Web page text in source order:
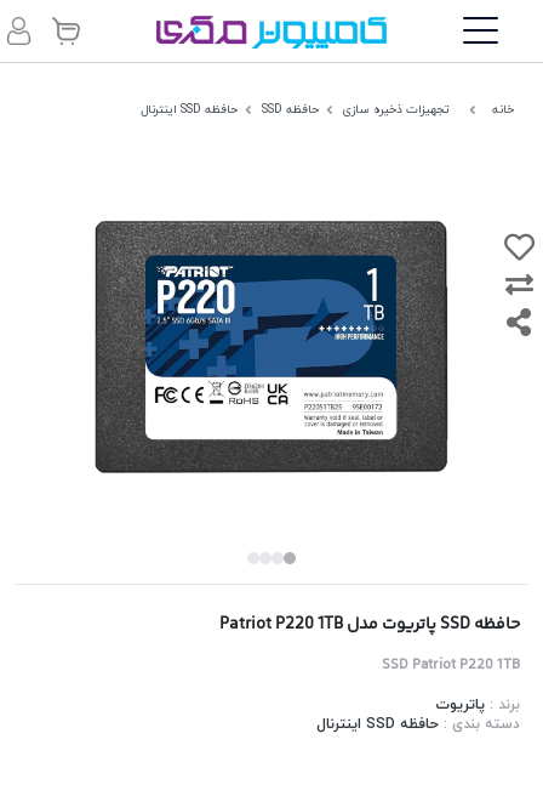
خانه تجهیزات ذخیره سازی حافظه SSD حافظه SSD اینترنال
حافظه SSD پاتریوت مدل Patriot P220 1TB
SSD Patriot P220 1TB
برند :پاتریوت
دسته بندی :حافظه SSD اینترنال